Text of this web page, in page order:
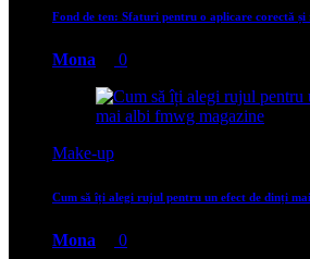
Fond de ten: Sfaturi pentru o aplicare corectă și
Mona 0
Make-up
Cum să îți alegi rujul pentru un efect de dinți
Mona 0